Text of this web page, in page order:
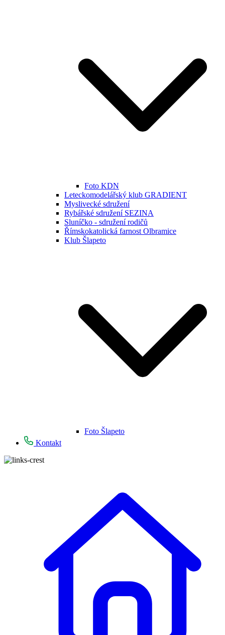
Foto KDN
Leteckomodelářský klub GRADIENT
Myslivecké sdružení
Rybářské sdružení SEZINA
Sluníčko - sdružení rodičů
Římskokatolická farnost Olbramice
Klub Šlapeto
Foto Šlapeto
Kontakt